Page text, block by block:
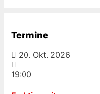
Termine
20. Okt. 2026
19:00